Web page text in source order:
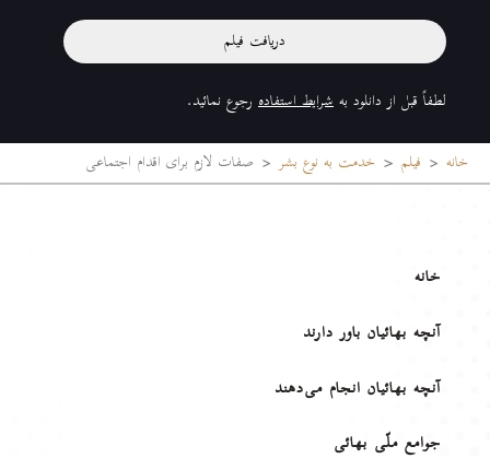
دریافت فیلم
لطفاً قبل از دانلود بهشرایط استفادهرجوع نمائید.
خانه
فیلم خدمت به نوع بشر صفات لازم برای اقدام اجتماعی
خانه
آنچه بهائیان باور دارند
آنچه بهائیان انجام می‌دهند
جوامع ملّی بهائی